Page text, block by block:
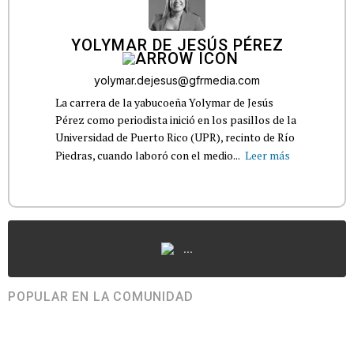
YOLYMAR DE JESÚS PÉREZ
yolymar.dejesus@gfrmedia.com
La carrera de la yabucoeña Yolymar de Jesús
Pérez como periodista inició en los pasillos de la
Universidad de Puerto Rico (UPR), recinto de Río
Piedras, cuando laboró con el medio... Leer más
...
POPULAR EN LA COMUNIDAD